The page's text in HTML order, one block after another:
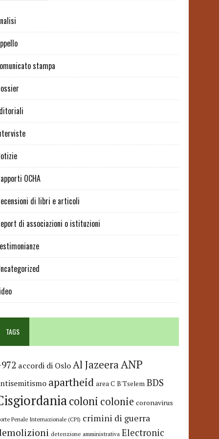
stampa
OCHA
di libri e articoli
di associazioni o istituzioni
TAGS
accordi di OsloAl JazeeraANP
apartheid area C B'Tselem BDS
coloni colonie coronavirus
Penale Internazionale (CPI) crimini di guerra
detenzione amministrativa Electronic